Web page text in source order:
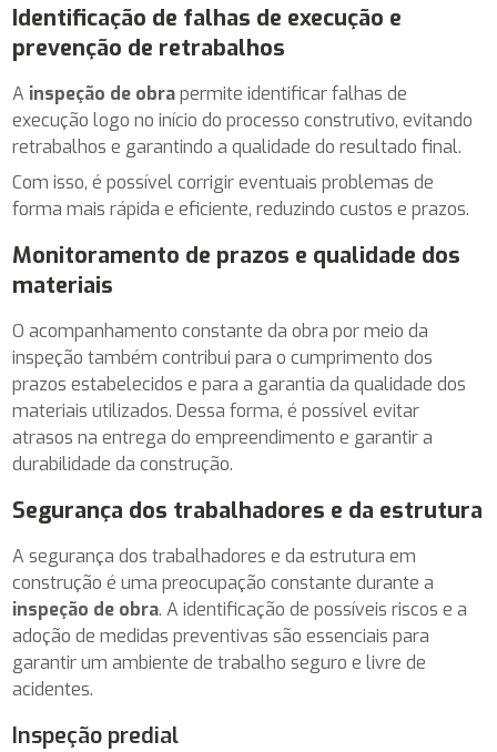
Identificação de falhas de execução e
prevenção de retrabalhos
A inspeção de obrapermite identificar falhas de
execução logo no início do processo construtivo, evitando
retrabalhos e garantindo a qualidade do resultado final.
Com isso, é possível corrigir eventuais problemas de
forma mais rápida e eficiente, reduzindo custos e prazos.
Monitoramento de prazos e qualidade dos
materiais
O acompanhamento constante da obra por meio da
inspeção também contribui para o cumprimento dos
prazos estabelecidos e para a garantia da qualidade dos
materiais utilizados. Dessa forma, é possível evitar
atrasos na entrega do empreendimento e garantir a
durabilidade da construção.
Segurança dos trabalhadores e da estrutura
A segurança dos trabalhadores e da estrutura em
construção é uma preocupação constante durante a
inspeção de obra. A identificação de possíveis riscos e a
adoção de medidas preventivas são essenciais para
garantir um ambiente de trabalho seguro e livre de
acidentes.
Inspeção predial